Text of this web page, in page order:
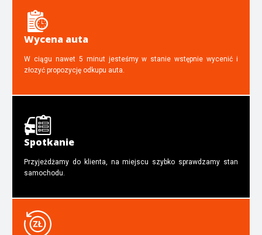
Wycena auta
W ciągu nawet 5 minut jesteśmy w stanie wstępnie wycenić i
złozyć propozycję odkupu auta.
Spotkanie
Przyjeżdżamy do klienta, na miejscu szybko sprawdzamy stan
samochodu.